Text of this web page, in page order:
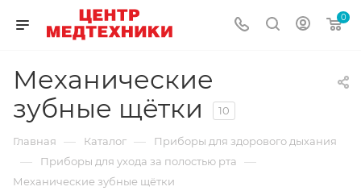
0
Механические
зубные щётки
10
Главная — Каталог — Приборы для здорового дыхания
— Приборы для ухода за полостью рта —
Механические зубные щётки